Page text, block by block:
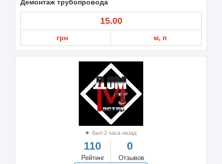
Демонтаж трубопровода
15.00
грн м, п
Был 2 часа назад
110
Рейтинг
0
Отзывов